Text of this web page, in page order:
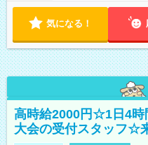
気になる！
高時給2000円☆1日4時
大会の受付スタッフ☆